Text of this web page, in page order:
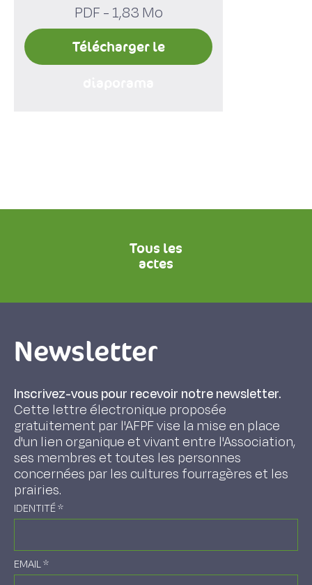
PDF - 1,83 Mo
Télécharger le
Tous les
actes
Newsletter
Inscrivez-vous pour recevoir notre newsletter.
Cette lettre électronique proposée
gratuitement par l'AFPF vise la mise en place
d'un lien organique et vivant entre l'Association,
ses membres et toutes les personnes
concernées par les cultures fourragères et les
prairies.
IDENTITÉ*
EMAIL*